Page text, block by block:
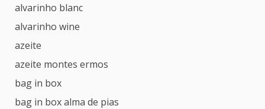
alvarinho blanc
alvarinho wine
azeite
azeite montes ermos
bag in box
bag in box alma de pias